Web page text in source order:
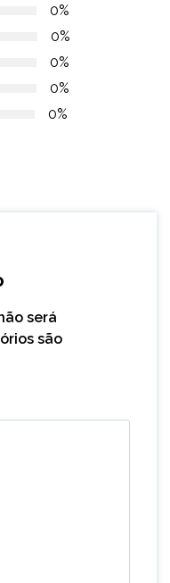
0%
0%
0%
0%
0%
será
são